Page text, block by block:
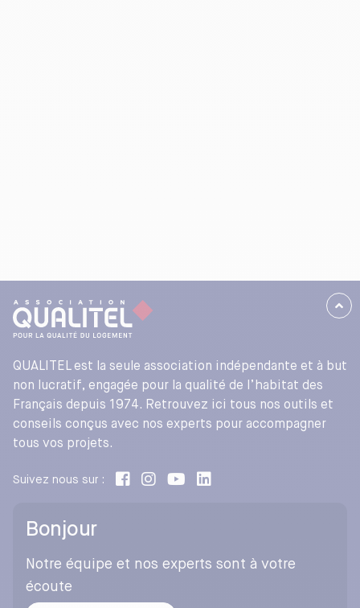
QUALITEL est la seule association indépendante et à but
non lucratif, engagée pour la qualité de l’habitat des
Français depuis 1974. Retrouvez ici tous nos outils et
conseils conçus avec nos experts pour accompagner
tous vos projets.
Suivez nous sur :
Bonjour
Notre équipe et nos experts sont à votre
écoute